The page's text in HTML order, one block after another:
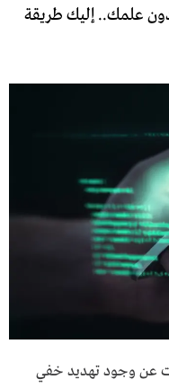
علمك.. إليك طريقة
عن وجود تهديد خفي